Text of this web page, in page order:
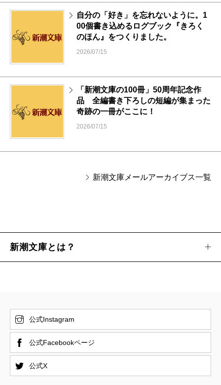
自分の「好き」を忘れないように。1
00個書き込めるログブック『きろく
のほん』をつくりました。
2026/07/15
「新潮文庫の100冊」50周年記念作
品 全編書き下ろしの短編が集まった
奇跡の一冊がここに！
2026/07/15
新潮文庫メールアーカイブス一覧
新潮文庫とは？
公式Instagram
公式Facebookページ
公式X